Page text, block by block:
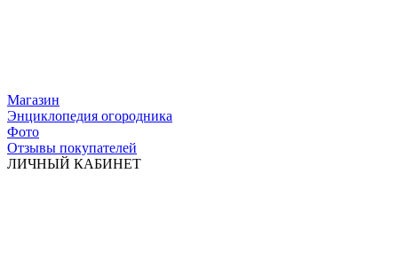
Магазин
Энциклопедия огородника
Фото
Отзывы покупателей
ЛИЧНЫЙ КАБИНЕТ